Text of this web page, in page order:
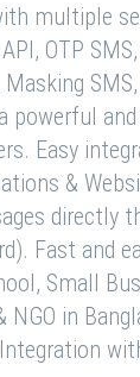
multiple
OTP
Masking
powerful
Easy
&
directly
Fast and
Small
NGO in